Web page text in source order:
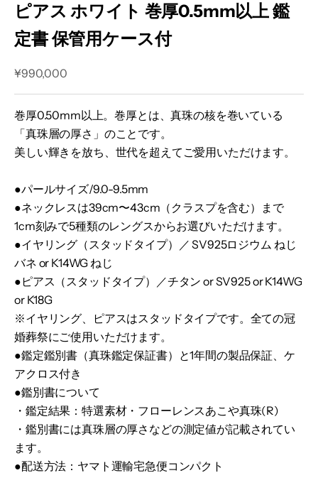
ピアス ホワイト 巻厚0.5mm以上 鑑
定書 保管用ケース付
セール価格
¥990,000
巻厚0.50mm以上。巻厚とは、真珠の核を巻いている
「真珠層の厚さ」のことです。
美しい輝きを放ち、世代を超えてご愛用いただけます。
●パールサイズ/9.0-9.5mm
●ネックレスは39cm〜43cm（クラスプを含む）まで
1cm刻みで5種類のレングスからお選びいただけます。
●イヤリング（スタッドタイプ）／ SV925ロジウム ねじ
バネ or K14WG ねじ
●ピアス（スタッドタイプ）／チタン or SV925 or K14WG
or K18G
※イヤリング、ピアスはスタッドタイプです。全ての冠
婚葬祭にご使用いただけます。
●鑑定鑑別書（真珠鑑定保証書）と1年間の製品保証、ケ
アクロス付き
●鑑別書について
・鑑定結果：特選素材・フローレンスあこや真珠(R)
・鑑別書には真珠層の厚さなどの測定値が記載されてい
ます。
●配送方法：ヤマト運輸宅急便コンパクト